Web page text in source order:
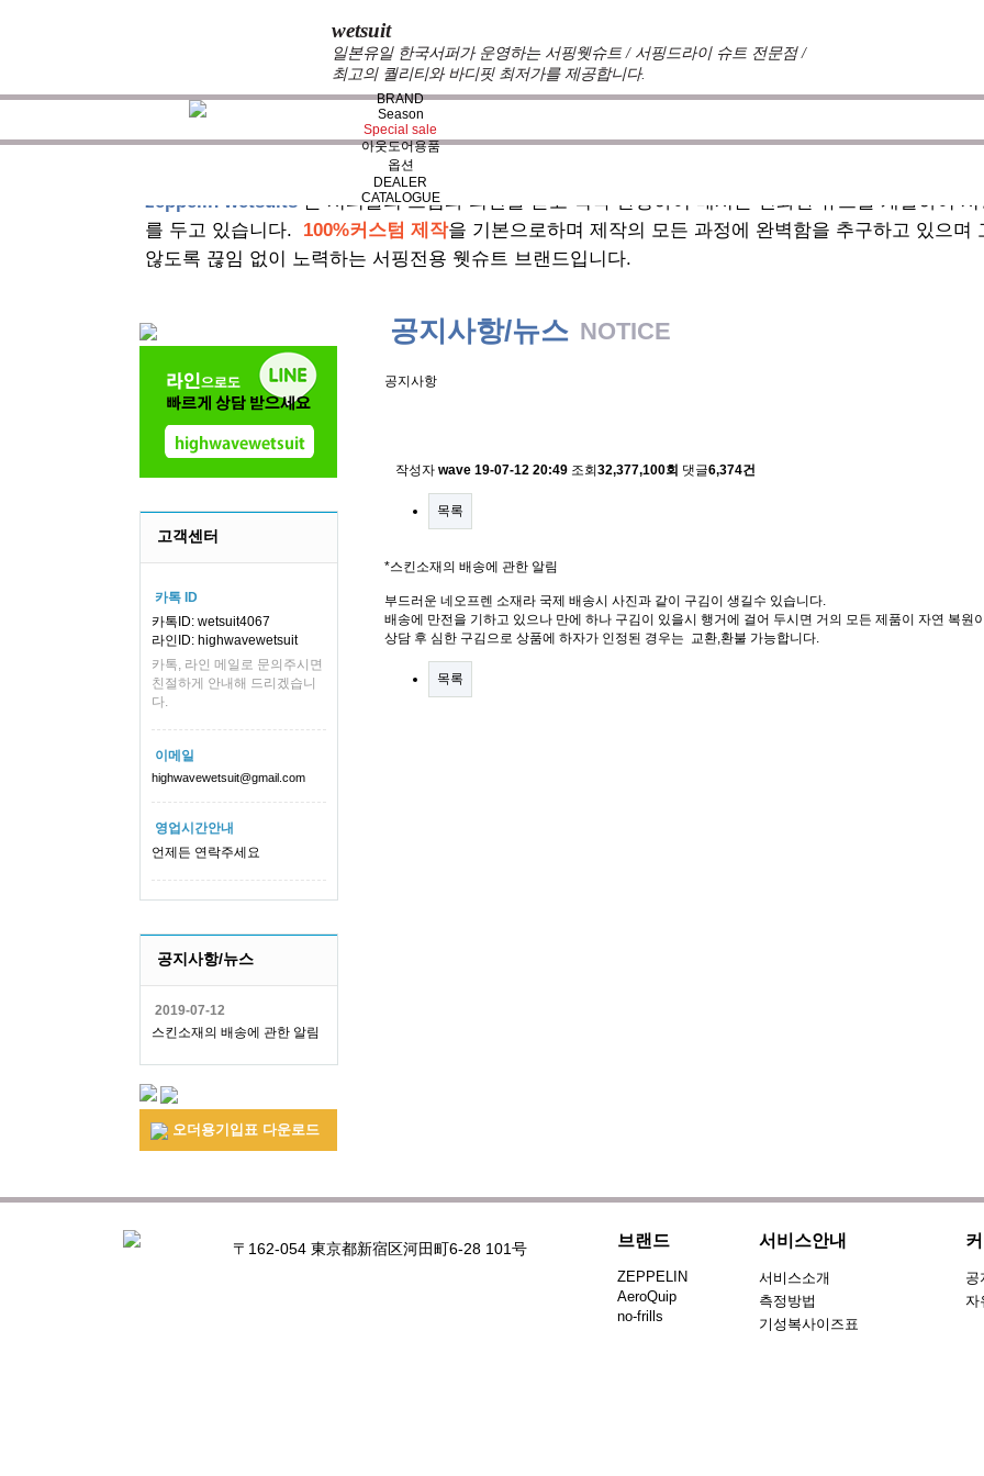
wetsuit
일본유일 한국서퍼가 운영하는 서핑웻슈트 / 서핑드라이 슈트 전문점 /
최고의 퀄리티와 바디핏 최저가를 제공합니다.
BRAND
Season
Special sale
아웃도어용품
옵션
DEALER
CATALOGUE
zeppelin wetsuits 는 서퍼들의 느낌과 의견를 듣고 적극 반영하여 매시즌 진화한 슈트를 개발하여
를 두고 있습니다. 100%커스텀 제작을 기본으로하며 제작의 모든 과정에 완벽함을 추구하고 있으며
않도록 끊임 없이 노력하는 서핑전용 웻슈트 브랜드입니다.
고객센터
카톡 ID
카톡ID: wetsuit4067
라인ID: highwavewetsuit
카톡, 라인 메일로 문의주시면
친절하게 안내해 드리겠습니
다.
이메일
highwavewetsuit@gmail.com
영업시간안내
언제든 연락주세요
공지사항/뉴스
2019-07-12
스킨소재의 배송에 관한 알림
오더용기입표 다운로드
공지사항/뉴스 NOTICE
공지사항
작성자 wave 19-07-12 20:49 조회 32,377,100회 댓글6,374건
목록
*스킨소재의 배송에 관한 알림
부드러운 네오프렌 소재라 국제 배송시 사진과 같이 구김이 생길수 있습니다.
배송에 만전을 기하고 있으나 만에 하나 구김이 있을시 행거에 걸어 두시면 거의 모든 제품이 자연 복원
상담 후 심한 구김으로 상품에 하자가 인정된 경우는 교환,환불 가능합니다.
목록
〒162-054 東京都新宿区河田町6-28 101号 브랜드
ZEPPELIN
AeroQuip
no-frills
서비스안내
서비스소개
측정방법
기성복사이즈표
공
자